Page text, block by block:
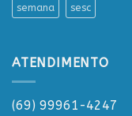
semana sesc
ATENDIMENTO
(69) 99961-4247